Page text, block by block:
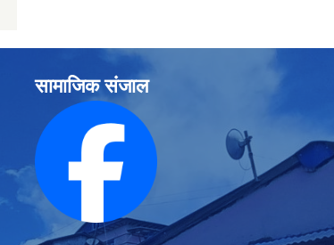
सामाजिक संजाल